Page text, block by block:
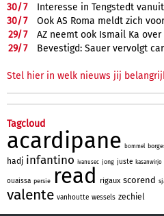
30/7
Interesse in Tengstedt
30/7
Ook AS Roma meldt zich
29/7
AZ neemt ook Ismail Ka over
29/7 Bevestigd: Sauer vervolgt
Stel hier in welk nieuws jij
Tagcloud
acardipane bommel
hadj infantino ivanusec jong juste kasanwirjo
ouaissa persie read rigaux scorend
valente vanhoutte wessels zechiel